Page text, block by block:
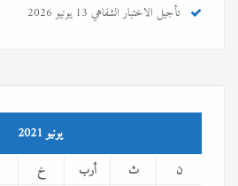
تأجيل الاختبار الشفاهي13 يونيو 2026
يونيو 2021
ن ث أرب خ